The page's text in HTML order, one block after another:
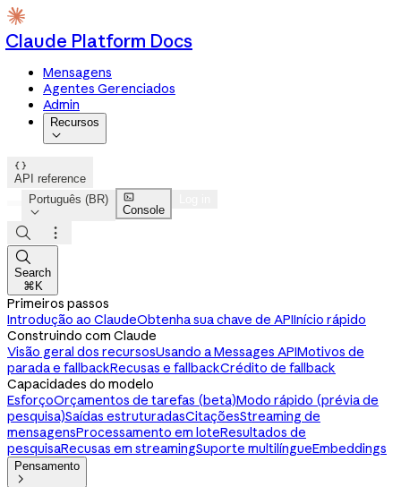
Claude Platform Docs
Mensagens
Agentes Gerenciados
Admin
Recursos


API reference
Português (BR)


Console



Search
⌘K
Primeiros passos
Introdução ao ClaudeObtenha sua chave de APIInício rápido
Construindo com Claude
Visão geral dos recursosUsando a Messages APIMotivos de
parada e fallbackRecusas e fallbackCrédito de fallback
Capacidades do modelo
EsforçoOrçamentos de tarefas (beta)Modo rápido (prévia de
pesquisa)Saídas estruturadasCitaçõesStreaming de
mensagensProcessamento em loteResultados de
pesquisaRecusas em streamingSuporte multilíngueEmbeddings
Pensamento
